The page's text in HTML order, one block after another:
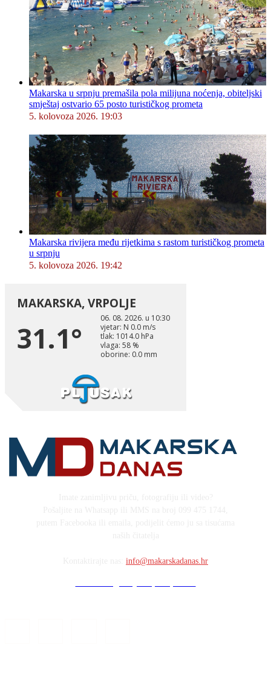
Makarska u srpnju premašila pola milijuna noćenja, obiteljski
smještaj ostvario 65 posto turističkog prometa
5. kolovoza 2026. 19:03
Makarska rivijera među rijetkima s rastom turističkog prometa
u srpnju
5. kolovoza 2026. 19:42
info@makarskadanas.hr